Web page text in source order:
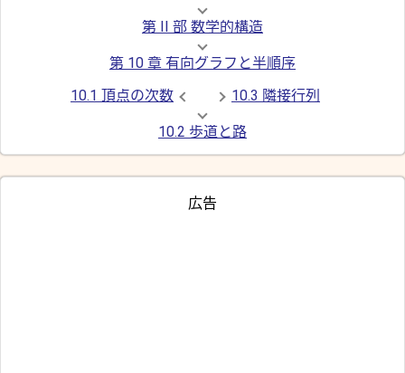
第 II 部 数学的構造
第 10 章 有向グラフと半順序
10.1 頂点の次数
10.3 隣接行列
10.2 歩道と路
広告